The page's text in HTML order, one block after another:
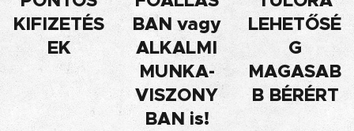
KIFIZETÉS
EK
BAN vagy
ALKALMI
MUNKA-
VISZONY
BAN is!
LEHETŐSÉ
G
MAGASAB
B BÉRÉRT